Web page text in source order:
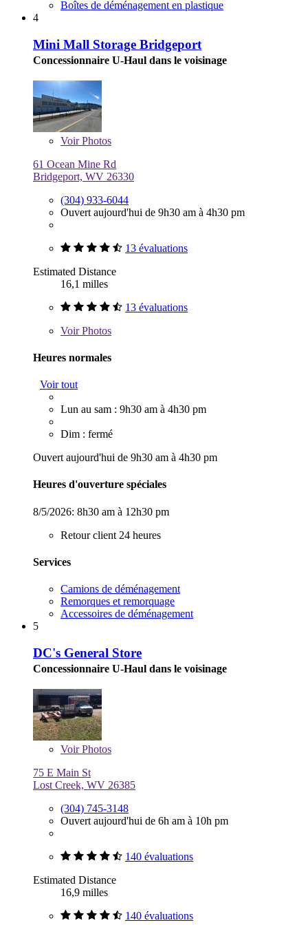
Boîtes de déménagement en plastique
4
Mini Mall Storage Bridgeport
Concessionnaire U-Haul dans le voisinage
VoirPhotos
61 Ocean Mine Rd
Bridgeport, WV 26330
(304) 933-6044
Ouvert aujourd'hui de 9h30 am à 4h30 pm
13 évaluations
Estimated Distance
16,1 milles
13 évaluations
VoirPhotos
Heures normales
Voir tout
Lun au sam : 9h30 am à 4h30 pm
Dim : fermé
Ouvert aujourd'hui de 9h30 am à 4h30 pm
Heures d'ouverture spéciales
8/5/2026: 8h30 am à 12h30 pm
Retour client 24 heures
Services
Camions de déménagement
Remorques et remorquage
Accessoires de déménagement
5
DC's General Store
Concessionnaire U-Haul dans le voisinage
VoirPhotos
75 E Main St
Lost Creek, WV 26385
(304) 745-3148
Ouvert aujourd'hui de 6h am à 10h pm
140 évaluations
Estimated Distance
16,9 milles
140 évaluations